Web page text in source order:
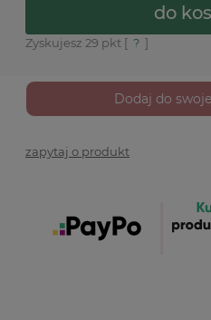
do
Zyskujesz 29 pkt [ ? ]
Dodaj do
zapytaj o produkt